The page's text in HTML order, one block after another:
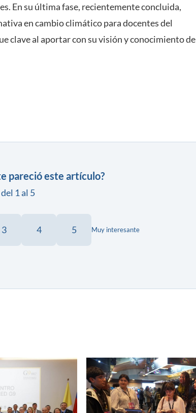
En su última fase, recientemente concluida,
en cambio climático para docentes del
clave al aportar con su visión y conocimiento de
pareció este artículo?
1 al 5
3 4 5 Muy interesante